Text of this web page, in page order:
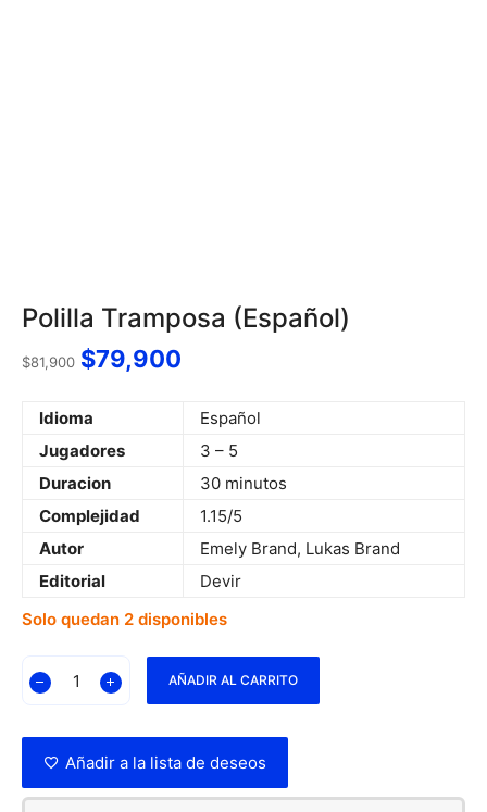
Polilla Tramposa (Español)
$81,900 $79,900
Idioma
Español
Jugadores
3 – 5
Duracion
30 minutos
Complejidad
1.15/5
Autor
Emely Brand, Lukas Brand
Editorial
Devir
Solo quedan 2 disponibles
AÑADIR AL CARRITO
Añadir a la lista de deseos